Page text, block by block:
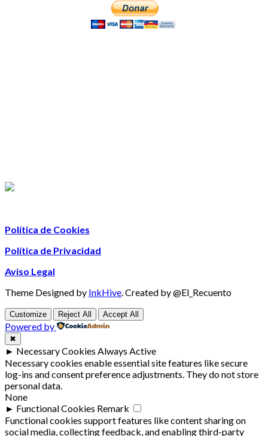
Política de Cookies
Política de Privacidad
Aviso Legal
Theme Designed by InkHive.Created by @El_Recuento
Customize Reject All Accept All
Powered by
✖
► Necessary Cookies Always Active
Necessary cookies enable essential site features like secure
log-ins and consent preference adjustments. They do not store
personal data.
None
► Functional Cookies Remark
Functional cookies support features like content sharing on
social media, collecting feedback, and enabling third-party